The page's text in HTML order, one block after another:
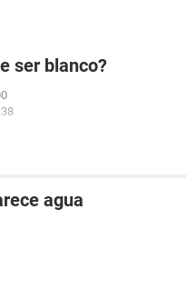
ser blanco?
agua